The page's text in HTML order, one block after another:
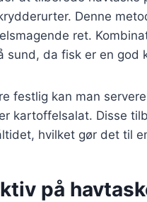
Denne
ret.
sund, da fisk er en god
festlig kan man
kartoffelsalat. Disse
hvilket gør det til
på